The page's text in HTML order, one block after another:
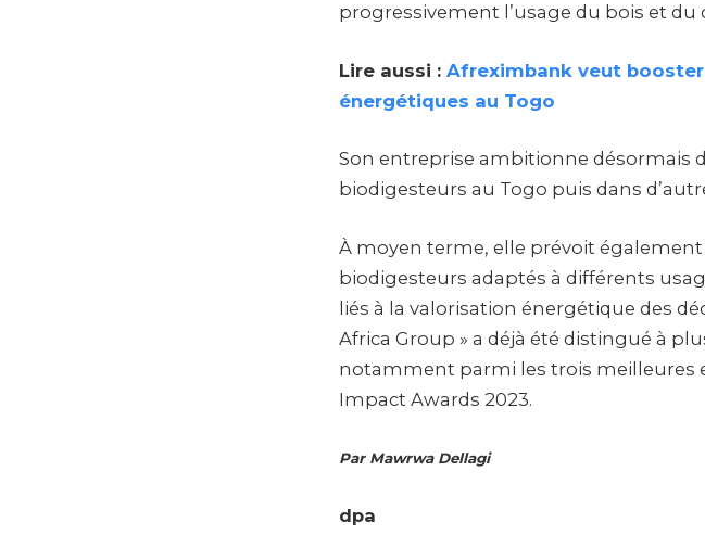
progressivement l’usage du bois et
Lire aussi : Afreximbank veut
énergétiques au Togo
Son entreprise ambitionne désormais
biodigesteurs au Togo puis dans
À moyen terme, elle prévoit
biodigesteurs adaptés à différents
liés à la valorisation énergétique des
Africa Group » a déjà été distingué à
notamment parmi les trois meilleures
Impact Awards 2023.
Par Mawrwa Dellagi
dpa